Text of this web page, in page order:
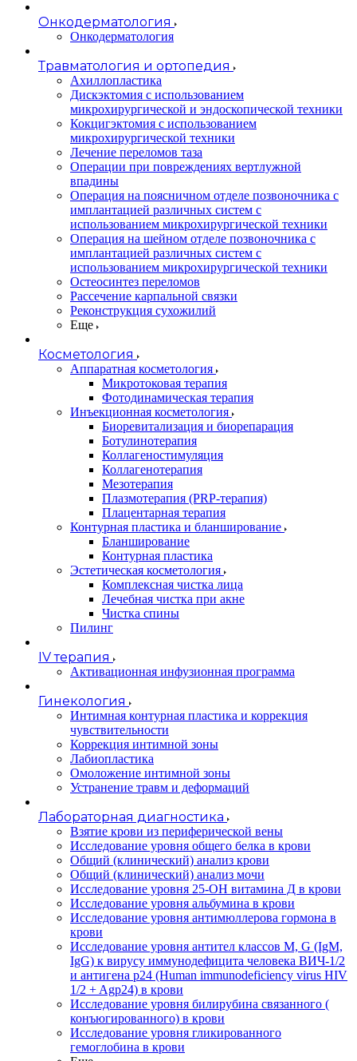
Онкодерматология
Онкодерматология
Травматология и ортопедия
Ахиллопластика
Дискэктомия с использованием
микрохирургической и эндоскопической техники
Кокцигэктомия с использованием
микрохирургической техники
Лечение переломов таза
Операции при повреждениях вертлужной
впадины
Операция на поясничном отделе позвоночника с
имплантацией различных систем с
использованием микрохирургической техники
Операция на шейном отделе позвоночника с
имплантацией различных систем с
использованием микрохирургической техники
Остеосинтез переломов
Рассечение карпальной связки
Реконструкция сухожилий
Еще
Косметология
Аппаратная косметология
Микротоковая терапия
Фотодинамическая терапия
Инъекционная косметология
Биоревитализация и биорепарация
Ботулинотерапия
Коллагеностимуляция
Коллагенотерапия
Мезотерапия
Плазмотерапия (PRP-терапия)
Плацентарная терапия
Контурная пластика и бланширование
Бланширование
Контурная пластика
Эстетическая косметология
Комплексная чистка лица
Лечебная чистка при акне
Чистка спины
Пилинг
IV терапия
Активационная инфузионная программа
Гинекология
Интимная контурная пластика и коррекция
чувствительности
Коррекция интимной зоны
Лабиопластика
Омоложение интимной зоны
Устранение травм и деформаций
Лабораторная диагностика
Взятие крови из периферической вены
Исследование уровня общего белка в крови
Общий (клинический) анализ крови
Общий (клинический) анализ мочи
Исследование уровня 25-OH витамина Д в крови
Исследование уровня альбумина в крови
Исследование уровня антимюллерова гормона в
крови
Исследование уровня антител классов M, G (IgM,
IgG) к вирусу иммунодефицита человека ВИЧ-1/2
и антигена p24 (Human immunodeficiency virus HIV
1/2 + Agp24) в крови
Исследование уровня билирубина связанного (
конъюгированного) в крови
Исследование уровня гликированного
гемоглобина в крови